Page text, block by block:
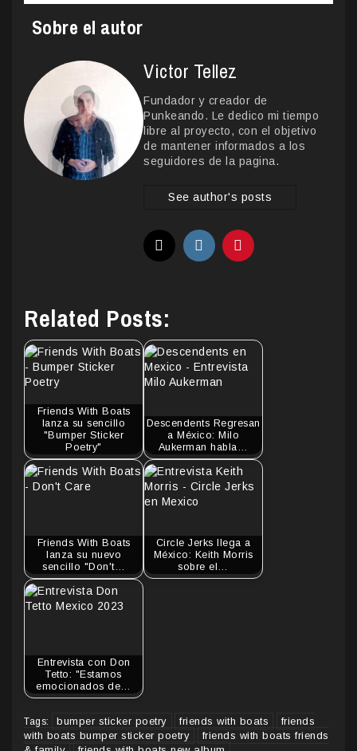
Sobre el autor
Victor Tellez
Fundador y creador de
Punkeando. Le dedico mi tiempo
libre al proyecto, con el objetivo
de mantener informados a los
seguidores de la pagina.
See author's posts
Related Posts:
Friends With Boats
lanza su sencillo
"Bumper Sticker
Poetry"
Descendents Regresan
a México: Milo
Aukerman habla…
Friends With Boats
lanza su nuevo
sencillo "Don't…
Circle Jerks llega a
México: Keith Morris
sobre el…
Entrevista con Don
Tetto: "Estamos
emocionados de…
Tags: bumper sticker poetry friends with boats
friends
with boats bumper sticker poetry
friends with boats friends